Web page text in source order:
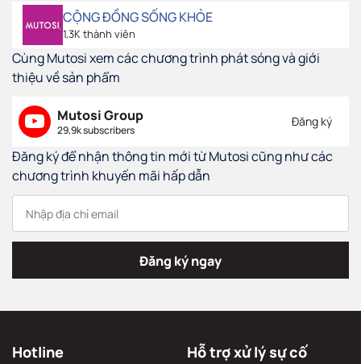
CỘNG ĐỒNG SỐNG KHỎE
1,3K thành viên
Cùng Mutosi xem các chương trình phát sóng và giới
thiệu về sản phẩm
Mutosi Group
29,9k subscribers
Đăng ký
Đăng ký để nhận thông tin mới từ Mutosi cũng như các
chương trình khuyến mãi hấp dẫn
Đăng ký ngay
Hotline Hỗ trợ xử lý sự cố